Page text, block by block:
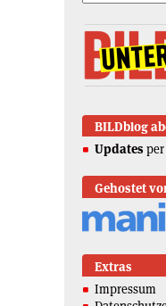
BILDblog
Updates
Gehostet
Extras
Impressum